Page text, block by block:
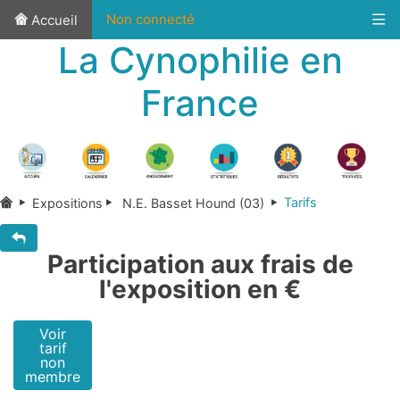
Accueil Non connecté
La Cynophilie en
France
Expositions N.E. Basset Hound (03) Tarifs
Participation aux frais de
l'exposition en €
Voir
tarif
non
membre